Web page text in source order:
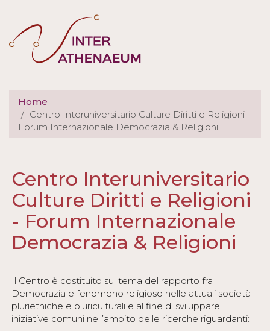
contenuto
principale
Home
Centro Interuniversitario Culture Diritti e Religioni -
Forum Internazionale Democrazia & Religioni
primarie
Centro Interuniversitario
Culture Diritti e Religioni
- Forum Internazionale
Democrazia & Religioni
Il Centro è costituito sul tema del rapporto fra
Democrazia e fenomeno religioso nelle attuali società
plurietniche e pluriculturali e al fine di sviluppare
iniziative comuni nell’ambito delle ricerche riguardanti: